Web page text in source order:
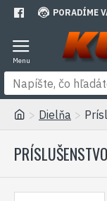
PORADÍME
Dielňa